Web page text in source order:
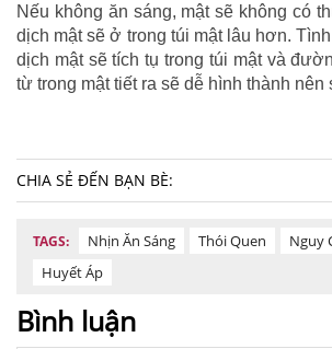
Nếu không ăn sáng, mật sẽ không có
dịch mật sẽ ở trong túi mật lâu hơn.
dịch mật sẽ tích tụ trong túi mật và
từ trong mật tiết ra sẽ dễ hình thành nên
CHIA SẺ ĐẾN BẠN BÈ:
TAGS: Nhịn Ăn Sáng Thói Quen Nguy
Huyết Áp
Bình luận